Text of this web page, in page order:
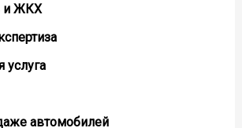
и ЖКХ
услуга
автомобилей